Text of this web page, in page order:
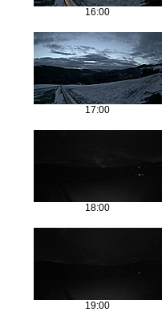
16:00
17:00
18:00
19:00